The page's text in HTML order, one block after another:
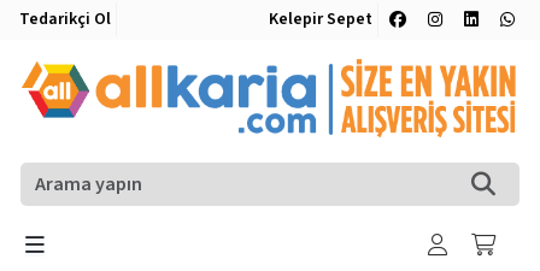
Tedarikçi Ol Kelepir Sepet